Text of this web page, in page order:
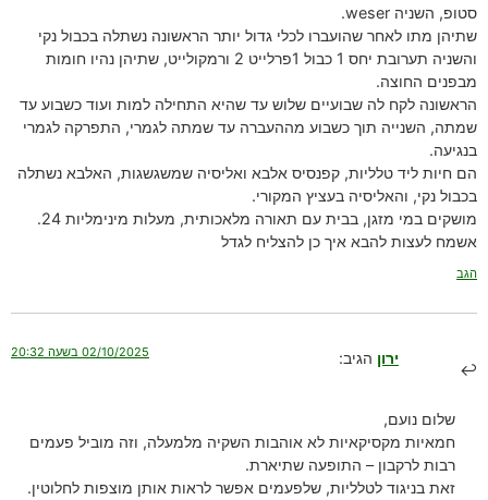
סטופ, השניה weser.
שתיהן מתו לאחר שהועברו לכלי גדול יותר הראשונה נשתלה בכבול נקי
והשניה תערובת יחס 1 כבול 1פרלייט 2 ורמקולייט, שתיהן נהיו חומות
מבפנים החוצה.
הראשונה לקח לה שבועיים שלוש עד שהיא התחילה למות ועוד כשבוע עד
שמתה, השנייה תוך כשבוע מההעברה עד שמתה לגמרי, התפרקה לגמרי
בנגיעה.
הם חיות ליד טלליות, קפנסיס אלבא ואליסיה שמשגשגות, האלבא נשתלה
בכבול נקי, והאליסיה בעציץ המקורי.
מושקים במי מזגן, בבית עם תאורה מלאכותית, מעלות מינימליות 24.
אשמח לעצות להבא איך כן להצליח לגדל
הגב
ירון הגיב: 02/10/2025 בשעה 20:32
שלום נועם,
חמאיות מקסיקאיות לא אוהבות השקיה מלמעלה, וזה מוביל פעמים
רבות לרקבון – התופעה שתיארת.
זאת בניגוד לטלליות, שלפעמים אפשר לראות אותן מוצפות לחלוטין.